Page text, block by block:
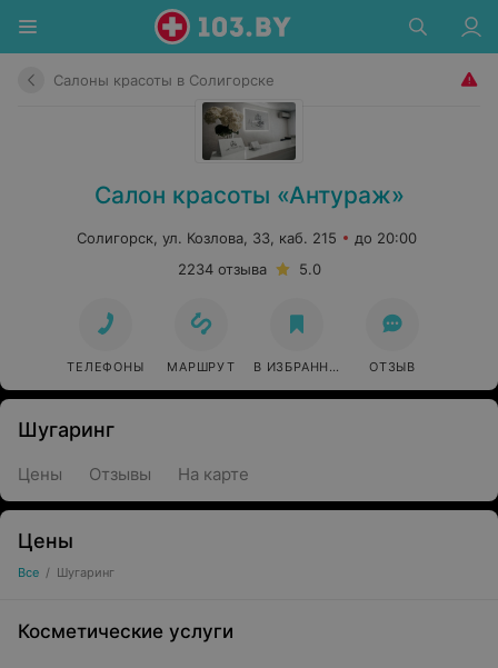
Салоны красоты в Солигорске
Салон красоты «Антураж»
Солигорск, ул. Козлова, 33, каб. 215
до 20:00
2234 отзыва
5.0
ТЕЛЕФОНЫ МАРШРУТ В ИЗБРАННОЕ ОТЗЫВ
Шугаринг
Цены Отзывы На карте
Цены
Все / Шугаринг
Косметические услуги